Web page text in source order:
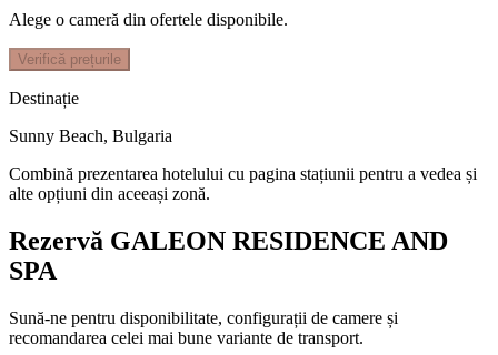
Alege o cameră din ofertele disponibile.
Verifică prețurile
Destinație
Sunny Beach, Bulgaria
Combină prezentarea hotelului cu pagina stațiunii pentru a vedea și
alte opțiuni din aceeași zonă.
Rezervă GALEON RESIDENCE AND
SPA
Sună-ne pentru disponibilitate, configurații de camere și
recomandarea celei mai bune variante de transport.